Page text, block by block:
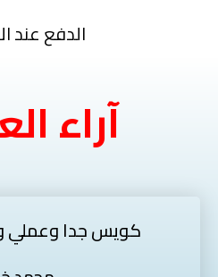
الدفع عند
آراء
كويس جدا وعملي